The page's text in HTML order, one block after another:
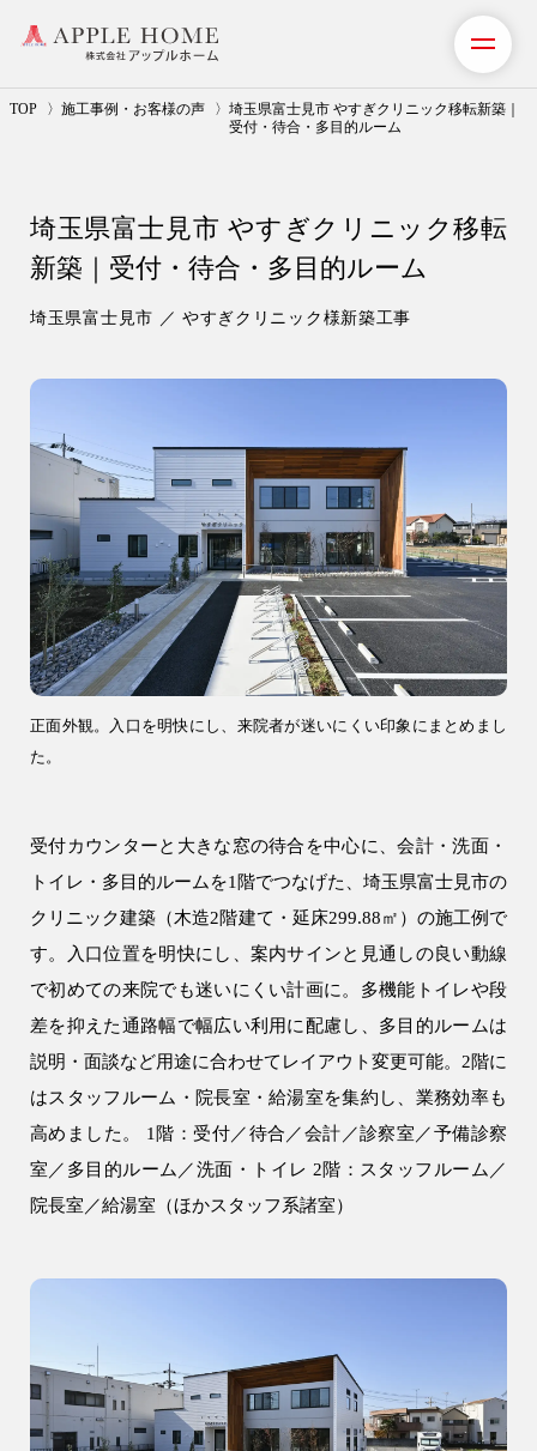
TOP 施工事例・お客様の声
埼玉県富士見市 やすぎクリニック移転新築｜
受付・待合・多目的ルーム
埼玉県富士見市 やすぎクリニック移転
新築｜受付・待合・多目的ルーム
埼玉県富士見市 ／ やすぎクリニック様新築工事
正面外観。入口を明快にし、来院者が迷いにくい印象にまとめまし
た。
受付カウンターと大きな窓の待合を中心に、会計・洗面・
トイレ・多目的ルームを1階でつなげた、埼玉県富士見市の
クリニック建築（木造2階建て・延床299.88㎡）の施工例で
す。入口位置を明快にし、案内サインと見通しの良い動線
で初めての来院でも迷いにくい計画に。多機能トイレや段
差を抑えた通路幅で幅広い利用に配慮し、多目的ルームは
説明・面談など用途に合わせてレイアウト変更可能。2階に
はスタッフルーム・院長室・給湯室を集約し、業務効率も
高めました。 1階：受付／待合／会計／診察室／予備診察
室／多目的ルーム／洗面・トイレ 2階：スタッフルーム／
院長室／給湯室（ほかスタッフ系諸室）
事業紹介（注文住宅）
リフォーム・リノベーション
ショールーム・モデルハウス
施工事例・お客様の声
注文住宅
WELL+
テクノストラクチャー
R+house
リフォーム・リノベーション
リフォーム・リノベーション
建設事業
アパート建築
事業用建物
エリア別一覧
狭山市の注文住宅
飯能市の注文住宅
会社情報